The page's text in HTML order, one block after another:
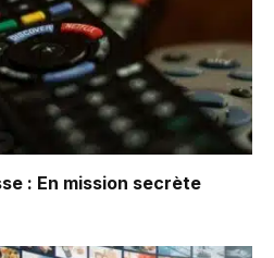
: En mission secrète